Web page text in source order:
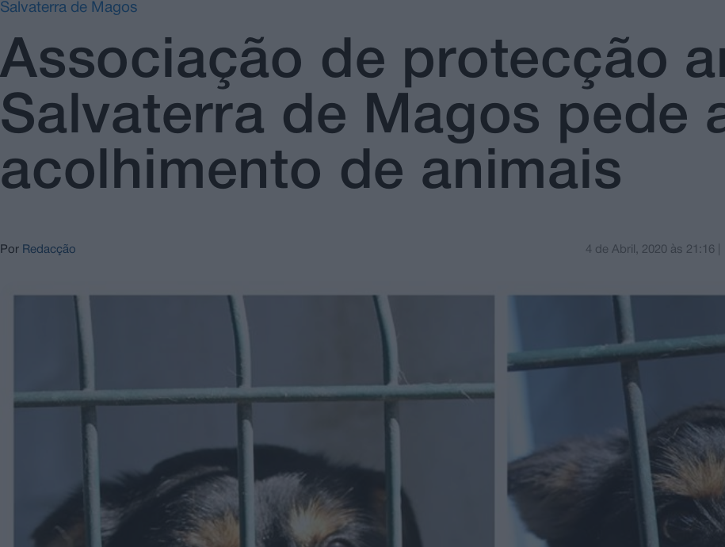
Salvaterra de Magos
Associação de protecção
Salvaterra de Magos pede
acolhimento de animais
Por Redacção 4 de Abril, 2020 às 21:16